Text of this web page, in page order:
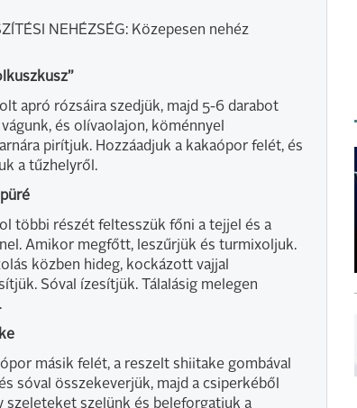
NEHÉZSÉG: Közepesen nehéz
apró rózsáira szedjük, majd 5-6 darabot
és olívaolajon, köménnyel
pirítjuk. Hozzáadjuk a kakaópor felét, és
a tűzhelyről.
többi részét feltesszük főni a tejjel és a
Amikor megfőtt, leszűrjük és turmixoljuk.
közben hideg, kockázott vajjal
Sóval ízesítjük. Tálalásig melegen
másik felét, a reszelt shiitake gombával
sóval összekeverjük, majd a csiperkéből
szeleteket szelünk és beleforgatjuk a